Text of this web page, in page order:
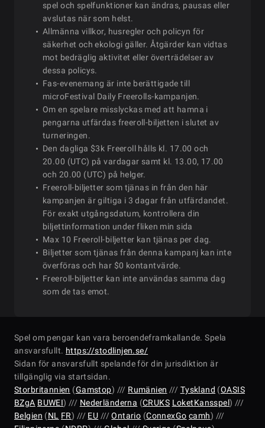
2026-
06-21
sön 15:00 04-KO: $10.80 Sunday
2026-
06-21
15:00
04-PLO: $10.80 Sunday
Omaholic
2026-
06-21
sön 16:30 05-NLH: $5.50 Sunday Main
06-21
sön 16:30
05-KO: $5.50 Sunday Bounty
2026-
06-21
sön 16:30
05-PLO: $5.50 Sunday
Main Event
2026-
06-21
sön 18:00
spel och spelfunktioner kan ändras, pausas eller
avslutas när som helst.
Allmänna villkor, husregler och policyn för
säkerhet och ekologi gäller. Åtgärder kan vidtas
mot bedräglig aktivitet eller överträdelser av
dessa policys.
Fas-evenemang är inte berättigade till
microFestival Daily Freerolls-kampanjen.
Om en spelare misslyckas med att hamna i
pengarna utfärdas freeroll-biljetten i slutet av
turneringen.
Den dagliga $3k Freeroll hålls kl. 17.00 och
20.00 (UTC) på vardagar samt kl. 13.00, 17.00
och 20.00 (UTC) på helger.
Freeroll-biljetter som tjänas in från den här
kampanjen är giltiga i 3 dagar från utfärdandet.
För exakt utgångsdatum, kontrollera din
biljettinformation under fliken min sida
Max 10 Freeroll-biljetter kan tjänas per dag.
Biljetter som tjänas från denna kampanj kan inte
överföras och har $0 kontantvärde.
Freeroll-biljetter kan inte användas samma dag
som de tas emot.
Spel om pengar kan vara beroendeframkallande. Spela
ansvarsfullt. https://stodlinjen.se/
Sidan för ansvarsfullt spelande för din jurisdiktion är
tillgänglig via startsidan.
Storbritannien (Gamstop) /// Rumänien /// Tyskland (OASIS
BZgA BUWEI) /// Nederländerna (CRUKS LoketKansspel) ///
Belgien (NL FR) /// EU ///Ontario (ConnexGo camh) ///